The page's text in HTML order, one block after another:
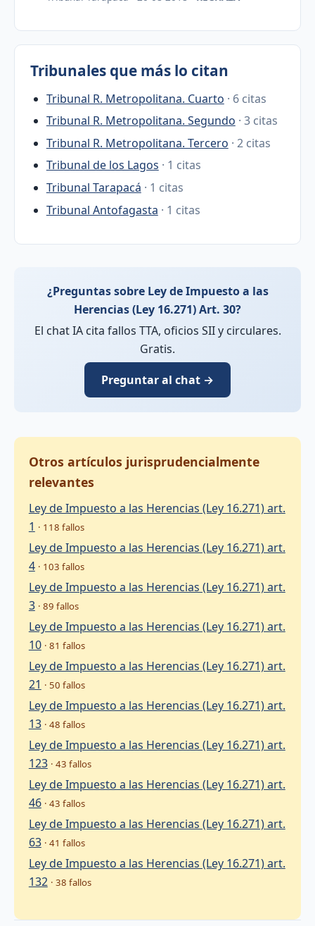
Tribunales que más lo citan
Tribunal R. Metropolitana. Cuarto · 6 citas
Tribunal R. Metropolitana. Segundo · 3 citas
Tribunal R. Metropolitana. Tercero · 2 citas
Tribunal de los Lagos · 1 citas
Tribunal Tarapacá · 1 citas
Tribunal Antofagasta · 1 citas
¿Preguntas sobre Ley de Impuesto a las
Herencias (Ley 16.271) Art. 30?
El chat IA cita fallos TTA, oficios SII y circulares.
Gratis.
Preguntar al chat →
Otros artículos jurisprudencialmente
relevantes
Ley de Impuesto a las Herencias (Ley 16.271) art.
1 · 118 fallos
Ley de Impuesto a las Herencias (Ley 16.271) art.
4 · 103 fallos
Ley de Impuesto a las Herencias (Ley 16.271) art.
3 · 89 fallos
Ley de Impuesto a las Herencias (Ley 16.271) art.
10 · 81 fallos
Ley de Impuesto a las Herencias (Ley 16.271) art.
21 · 50 fallos
Ley de Impuesto a las Herencias (Ley 16.271) art.
13 · 48 fallos
Ley de Impuesto a las Herencias (Ley 16.271) art.
123 · 43 fallos
Ley de Impuesto a las Herencias (Ley 16.271) art.
46 · 43 fallos
Ley de Impuesto a las Herencias (Ley 16.271) art.
63 · 41 fallos
Ley de Impuesto a las Herencias (Ley 16.271) art.
132 · 38 fallos